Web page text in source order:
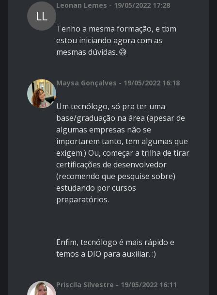
LL
Leonan Lemes - 19/05/2022 17:28
Tenho a mesma formação, e tbm
estou iniciando agora com as
mesmas dúvidas..😅
Maysa Gonçalves - 19/05/2022 16:18
Um tecnólogo, só pra ter uma
base/graduação na área (apesar de
algumas empresas não se
importarem tanto, tem algumas que
exigem.) Ou, começar a trilha de tirar
certificações de desenvolvedor
(recomendo que pesquise sobre)
estudando por cursos
preparatórios.
Enfim, tecnólogo é mais rápido e
temos a DIO para auxiliar. :)
Priscila Silvestre - 19/05/2022 16:11